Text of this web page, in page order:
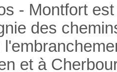
- Montfort
des
l'
et à